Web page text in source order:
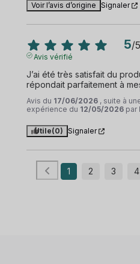
Voir l’avis d’origine Signaler
5/5
Avis vérifié
J’ai été très satisfait du
répondait parfaitement à
Avis du 17/06/2026 , suite à
expérience du 12/05/2026 par
Utile(0) Signaler
1 2 3 4